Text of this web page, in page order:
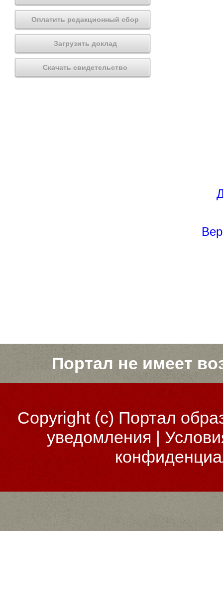
Оплатить редакционный сбор
Загрузить доклад
Скачать свидетельство
Портал не имеет
Copyright (c)Портал
уведомления |